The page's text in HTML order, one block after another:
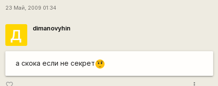
23 Май, 2009 01:34
Д dimanovyhin
а скока если не секрет???